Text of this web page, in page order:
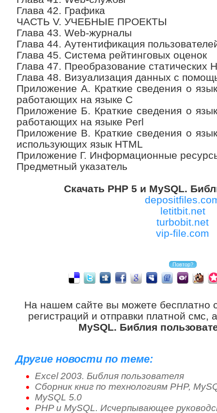
Глава 42. Графика
ЧАСТЬ V. УЧЕБНЫЕ ПРОЕКТЫ
Глава 43. Web-журналы
Глава 44. Аутентификация
Глава 45. Система рейтинговых оценок
Глава 47. Преобразование статических
Глава 48. Визуализация данных с
Приложение А. Краткие сведения о
работающих на языке C
Приложение Б. Краткие сведения о
работающих на языке Perl
Приложение В. Краткие сведения о
использующих язык HTML
Приложение Г. Информационные
Предметный указатель
Скачать PHP 5 и MySQL.
letitbit.net
turbobit.net
vip-file.com
На нашем сайте вы можете бесплатно
регистраций и отправки платной смс,
MySQL. Библия
Другие новости по теме:
Excel 2003. Библия пользователя
Сборник книг по технологиям PHP,
MySQL 5.0
PHP и MySQL. Исчерпывающее